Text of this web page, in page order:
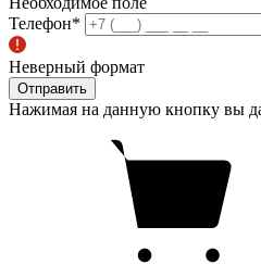
Телефон*
Неверный формат
Отправить
Нажимая на данную кнопку вы